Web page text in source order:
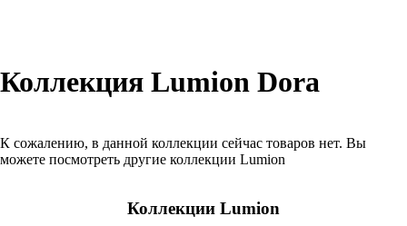
Коллекция Lumion Dora
К сожалению, в данной коллекции сейчас товаров нет. Вы
можете посмотреть другие коллекции Lumion
Коллекции Lumion